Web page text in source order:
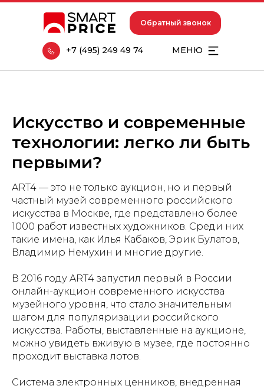
МЕНЮ
Обратный звонок
+7 (495) 249 49 74
Искусство и современные
технологии: легко ли быть
первыми?
ART4 — это не только аукцион, но и первый
частный музей современного российского
искусства в Москве, где представлено более
1000 работ известных художников. Среди них
такие имена, как Илья Кабаков, Эрик Булатов,
Владимир Немухин и многие другие.
В 2016 году ART4 запустил первый в России
онлайн-аукцион современного искусства
музейного уровня, что стало значительным
шагом для популяризации российского
искусства. Работы, выставленные на аукционе,
можно увидеть вживую в музее, где постоянно
проходит выставка лотов.
Система электронных ценников, внедренная